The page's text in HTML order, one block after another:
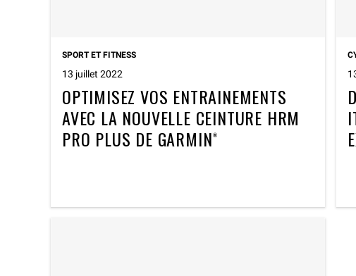
SPORT ET FITNESS
13 juillet 2022
OPTIMISEZ VOS ENTRAINEMENTS
AVEC LA NOUVELLE CEINTURE HRM
PRO PLUS DE GARMIN®